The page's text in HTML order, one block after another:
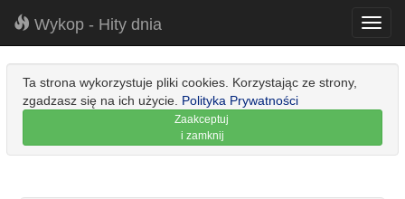
Wykop - Hity dnia
Ta strona wykorzystuje pliki cookies. Korzystając ze strony,
zgadzasz się na ich użycie. Polityka Prywatności
Zaakceptuj
i zamknij